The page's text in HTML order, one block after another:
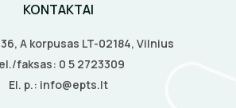
KONTAKTAI
A korpusas LT-02184, Vilnius
faksas: 0 5 2723309
El. p.: info@epts.lt